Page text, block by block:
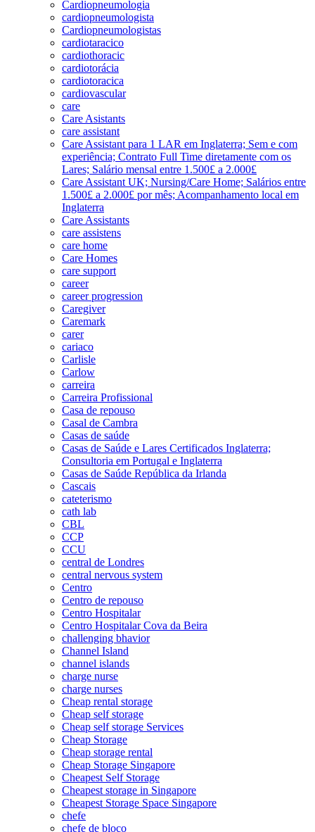
Cardiopneumologia
cardiopneumologista
Cardiopneumologistas
cardiotaracico
cardiothoracic
cardiotorácia
cardiotoracica
cardiovascular
care
Care Asistants
care assistant
Care Assistant para 1 LAR em Inglaterra; Sem e com
experiência; Contrato Full Time diretamente com os
Lares; Salário mensal entre 1.500£ a 2.000£
Care Assistant UK; Nursing/Care Home; Salários entre
1.500£ a 2.000£ por mês; Acompanhamento local em
Inglaterra
Care Assistants
care assistens
care home
Care Homes
care support
career
career progression
Caregiver
Caremark
carer
cariaco
Carlisle
Carlow
carreira
Carreira Profissional
Casa de repouso
Casal de Cambra
Casas de saúde
Casas de Saúde e Lares Certificados Inglaterra;
Consultoria em Portugal e Inglaterra
Casas de Saúde República da Irlanda
Cascais
cateterismo
cath lab
CBL
CCP
CCU
central de Londres
central nervous system
Centro
Centro de repouso
Centro Hospitalar
Centro Hospitalar Cova da Beira
challenging bhavior
Channel Island
channel islands
charge nurse
charge nurses
Cheap rental storage
Cheap self storage
Cheap self storage Services
Cheap Storage
Cheap storage rental
Cheap Storage Singapore
Cheapest Self Storage
Cheapest storage in Singapore
Cheapest Storage Space Singapore
chefe
chefe de bloco